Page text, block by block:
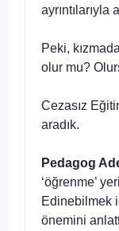
ayrıntılarıyla
Peki,
olur mu?
Cezasız
aradık.
Pedagog
‘öğrenme’
Edinebilmek
önemini